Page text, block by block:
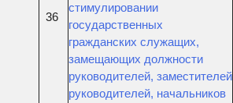
36
стимулировании
государственных
гражданских служащих,
замещающих должности
руководителей, заместителей
руководителей, начальников